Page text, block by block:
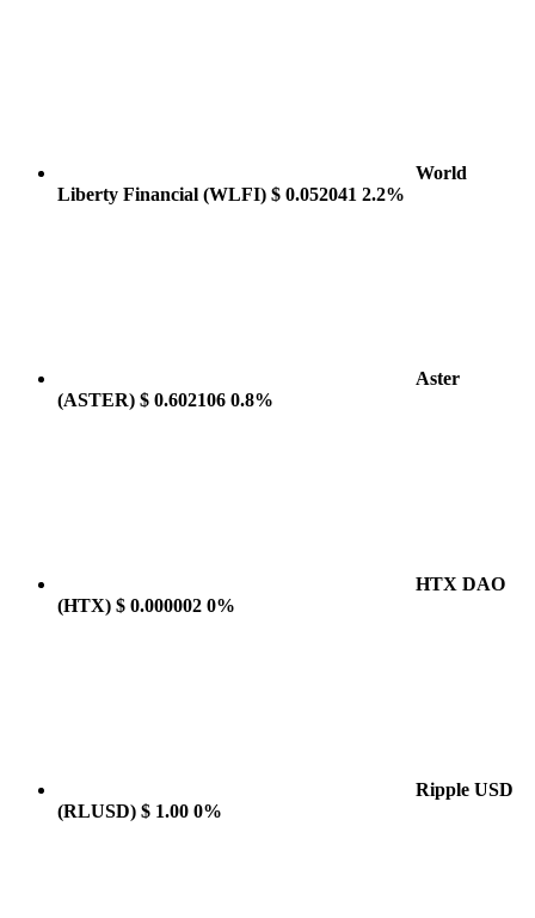
World
Liberty Financial (WLFI) $ 0.052041 2.2%
Aster
(ASTER) $ 0.602106 0.8%
HTX DAO
(HTX) $ 0.000002 0%
Ripple USD
(RLUSD) $ 1.00 0%